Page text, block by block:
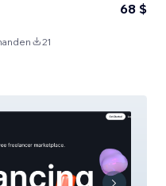
68 $
21